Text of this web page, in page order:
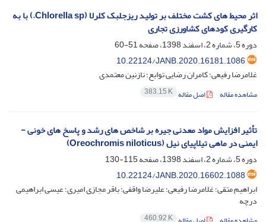
اثر محیط های کشت مختلف بر تولید ریزجلبک کلرلا (Chlorella sp.) با به
کارگیری کودهای کشاورزی تجاری
دوره 5، شماره 2، اسفند 1398، صفحه
51-60
10.22124/JANB.2020.16181.1086
غلامرضا رفیعی؛ کامران رضایی توابع؛ نازنین معتمدی
مشاهده مقاله اصل مقاله 383.15 K
تأثیر افزایش مواد معدنی جیره بر شاخص های رشد و پاسخ های خونی -
ایمنی در ماهی تیلاپیای نیل (Oreochromis niloticus)
دوره 5، شماره 2، اسفند 1398، صفحه
115-130
10.22124/JANB.2020.16602.1088
ابراهیم متقی؛ غلامرضا رفیعی؛ علیرضا واقفی؛ باقر مجازی امیری؛ عیسی ابراهیمی
درچه
460.92 K